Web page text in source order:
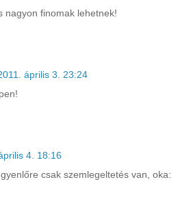
nagyon finomak lehetnek!
április 3. 23:24
4. 18:16
csak szemlegeltetés van, oka: